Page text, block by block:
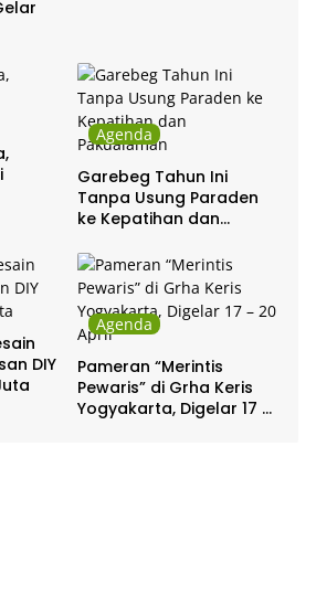
Agenda
Garebeg Tahun Ini
Tanpa Usung Paraden
ke Kepatihan dan
DIY
Agenda
Pameran “Merintis
Pewaris” di Grha Keris
Yogyakarta, Digelar 17 –